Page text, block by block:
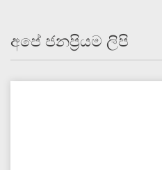
අපේ ජනප්‍රියම ලිපි